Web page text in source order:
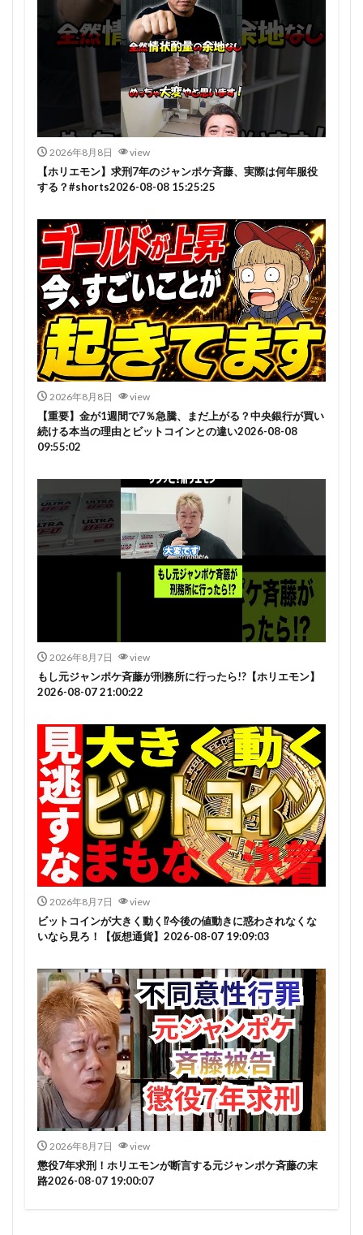
2026年8月8日 view
【ホリエモン】求刑7年のジャンポケ斉藤、実際は何年服役
する？#shorts2026-08-08 15:25:25
2026年8月8日 view
【重要】金が1週間で7％急騰、まだ上がる？中央銀行が買い
続ける本当の理由とビットコインとの違い2026-08-08
09:55:02
2026年8月7日 view
もし元ジャンポケ斉藤が刑務所に行ったら!?【ホリエモン】
2026-08-07 21:00:22
2026年8月7日 view
ビットコインが大きく動く⁉今後の値動きに惑わされなくな
いなら見ろ！【仮想通貨】2026-08-07 19:09:03
2026年8月7日 view
懲役7年求刑！ホリエモンが断言する元ジャンポケ斉藤の末
路2026-08-07 19:00:07